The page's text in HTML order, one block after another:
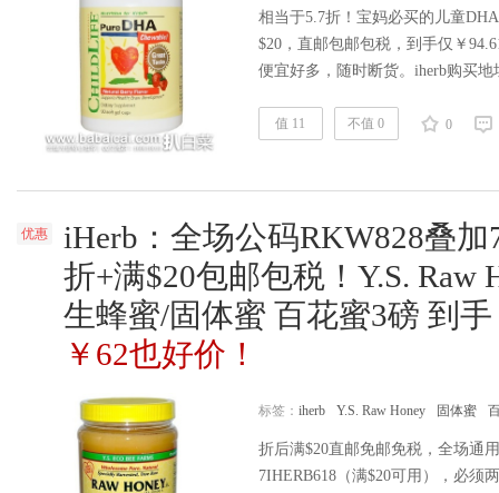
相当于5.7折！宝妈必买的儿童
$20，直邮包邮包税，到手仅￥
便宜好多，随时断货。iherb购买
7IHERB618，相当于全场66折，
值 11 不值 0 0
优惠
iHerb：全场公码RKW828叠加
折+满$20包邮包税！Y.S. Raw
生蜂蜜/固体蜜 百花蜜3磅 到
￥62也好价！
标签： iherb Y.S. Raw Honey 固体蜜
折后满$20直邮免邮免税，全场通
7IHERB618（满$20可用），必须